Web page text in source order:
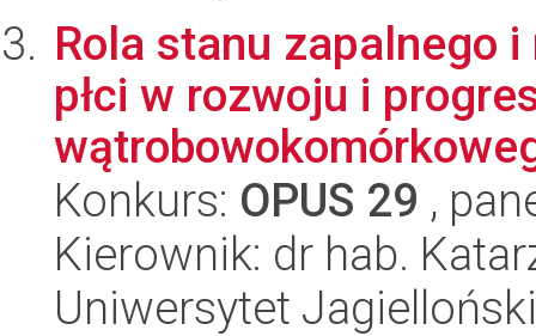
Rola stanu zapalnego
płci w rozwoju i
Konkurs: OPUS 29 ,
Kierownik: dr hab.
Uniwersytet Jagielloński